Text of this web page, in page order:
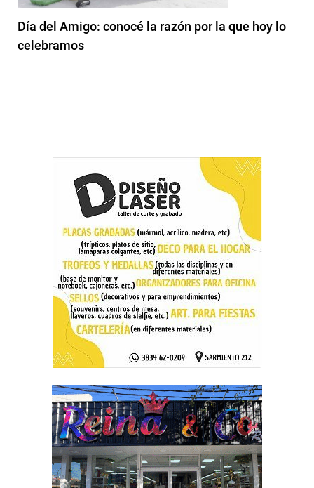
Día del Amigo: conocé la razón por la que hoy lo
celebramos